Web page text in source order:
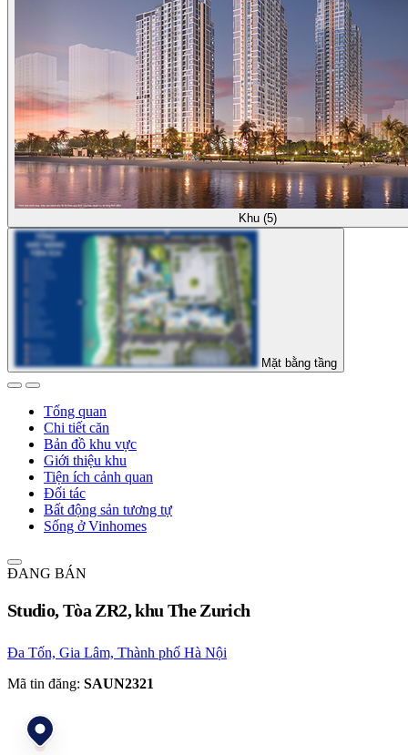
Khu (5)
Mặt bằng tầng
Tổng quan
Chi tiết căn
Bản đồ khu vực
Giới thiệu khu
Tiện ích cảnh quan
Đối tác
Bất động sản tương tự
Sống ở Vinhomes
ĐANG BÁN
Studio, Tòa ZR2, khu The Zurich
Đa Tốn, Gia Lâm, Thành phố Hà Nội
Mã tin đăng: SAUN2321